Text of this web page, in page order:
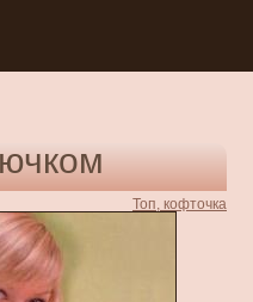
Топ, кофточка